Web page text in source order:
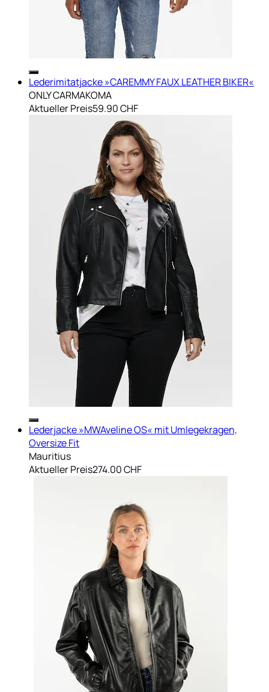
Lederimitatjacke »CAREMMY FAUX LEATHER BIKER«
ONLY CARMAKOMA
Aktueller Preis59.90 CHF
Lederjacke »MWAveline OS« mit Umlegekragen,
Oversize Fit
Mauritius
Aktueller Preis274.00 CHF